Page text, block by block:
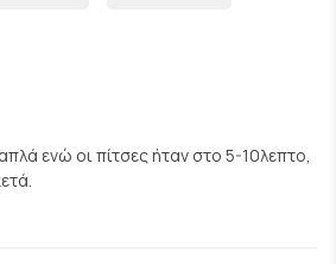
ενώ οι πίτσες ήταν στο 5-10λεπτο,